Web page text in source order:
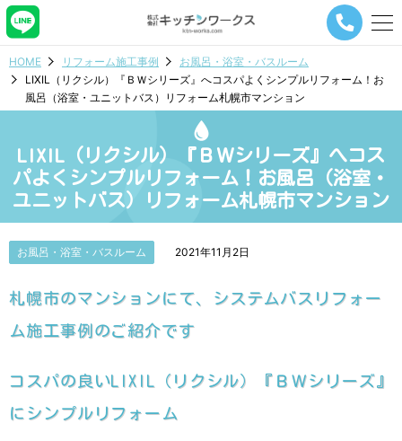
メ
ー
ビ
シ
ョ
ボ
タ
HOME リフォーム施工事例
お風呂・浴室・バスルーム
LIXIL（リクシル）『ＢＷシリーズ』へコスパよくシンプルリフォーム！お
風呂（浴室・ユニットバス）リフォーム札幌市マンション
LIXIL（リクシル）『ＢＷシリーズ』へコス
パよくシンプルリフォーム！お風呂（浴室・
ユニットバス）リフォーム札幌市マンション
お風呂・浴室・バスルーム 2021年11月2日
札幌市のマンションにて、システムバスリフォー
ム施工事例のご紹介です
コスパの良いLIXIL（リクシル）『ＢＷシリーズ』
にシンプルリフォーム